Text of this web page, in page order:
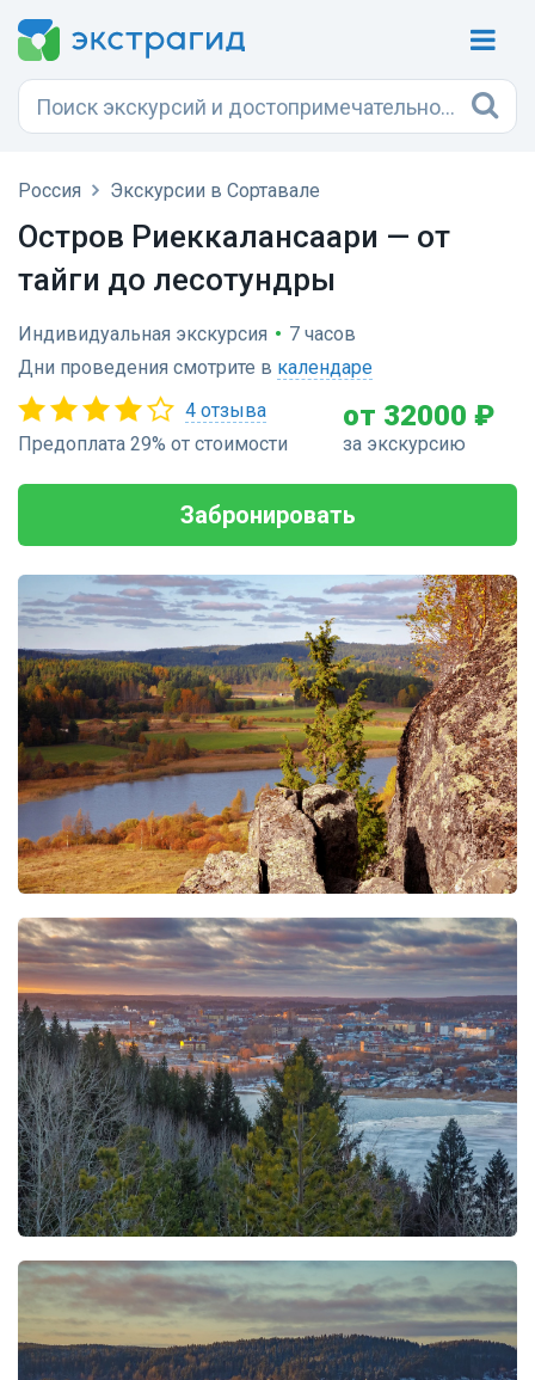
Россия Экскурсии в Сортавале
Остров Риеккалансаари — от
тайги до лесотундры
Индивидуальная экскурсия • 7 часов
Дни проведения смотрите в календаре
4 отзыва
Предоплата 29% от стоимости
от 32000 ₽
за экскурсию
Забронировать